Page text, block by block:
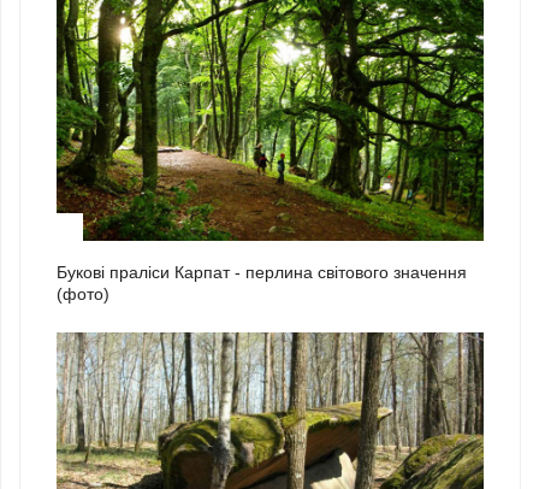
Букові праліси Карпат - перлина світового значення
(фото)